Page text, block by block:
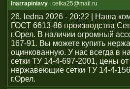
Inarrapiniavy | cetka25@mail.ru
26. ledna 2026 - 20:22 | Наша
ГОСТ 6613-86 производства
г.Орел. В наличии огромный
167-91. Вы можете купить
оцинкованную. У нас всегда в
сетки ТУ 14-4-697-2001, цены
нержавеющие сетки ТУ 14-4-
г.Орел.